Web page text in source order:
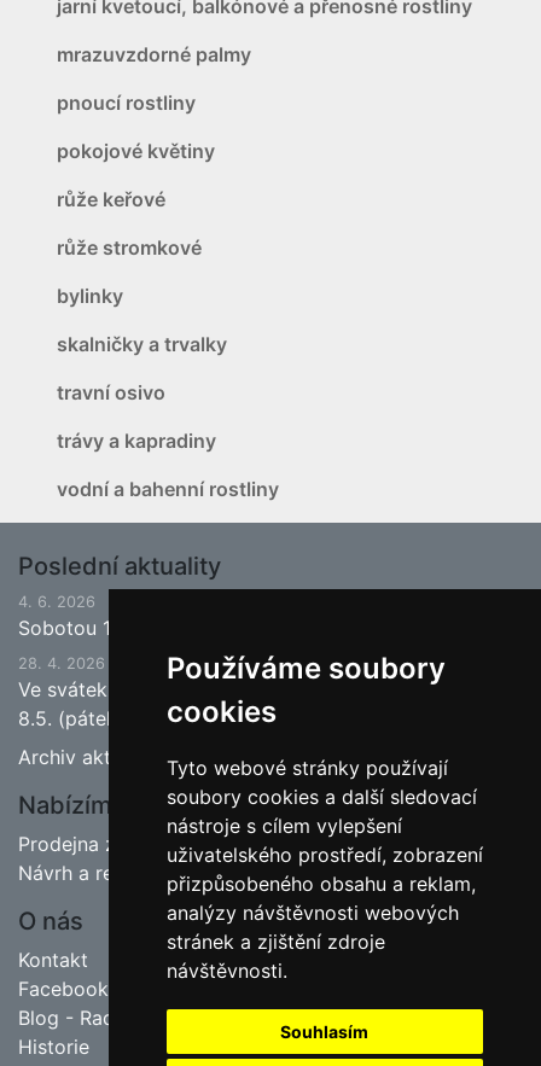
Používáme soubory
cookies
Tyto webové stránky používají
soubory cookies a další sledovací
nástroje s cílem vylepšení
uživatelského prostředí, zobrazení
přizpůsobeného obsahu a reklam,
analýzy návštěvnosti webových
stránek a zjištění zdroje
návštěvnosti.
Souhlasím
jarní kvetoucí, balkónové a přenosné rostliny
mrazuvzdorné palmy
pnoucí rostliny
pokojové květiny
růže keřové
růže stromkové
bylinky
skalničky a trvalky
travní osivo
trávy a kapradiny
vodní a bahenní rostliny
Poslední aktuality
4. 6. 2026
Sobotou 13.6.2026 bude ukončena jarní sezona.
28. 4. 2026
Ve svátek 1.5. (pátek) bude naše prodejna zavřena a
8.5. (pátek) bude otevřeno.
Archiv aktualit
Nabízíme
Prodejna zahradnictví
Návrh a realizace zahrad
O nás
Kontakt
Facebook
Blog - Rady pro zahrádkáře
Historie